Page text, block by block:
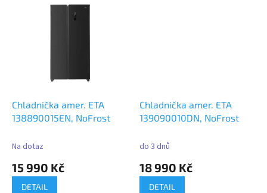
Chladnička amer. ETA
138890015EN, NoFrost
Na dotaz
15 990 Kč
DETAIL
Chladnička amer. ETA
139090010DN, NoFrost
do 3 dnů
18 990 Kč
DETAIL